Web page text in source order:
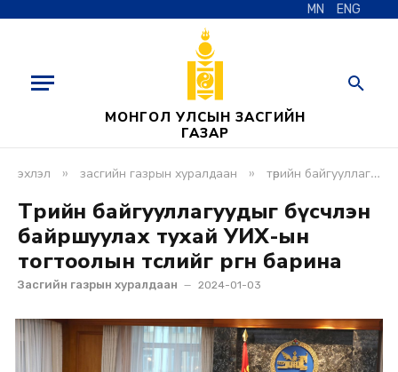
MN ENG
МОНГОЛ УЛСЫН ЗАСГИЙН
ГАЗАР
эхлэл » засгийн газрын хуралдаан » төрийн байгууллагуудыг бүсчлэн байршуулах тухай уих-ын тогтоолын төслийг өргөн барина
Төрийн байгууллагуудыг бүсчлэн
байршуулах тухай УИХ-ын
тогтоолын төслийг өргөн барина
Засгийн газрын хуралдаан 2024-01-03